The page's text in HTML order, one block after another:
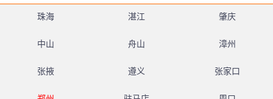
珠海 湛江 肇庆
中山 舟山 漳州
张掖 遵义 张家口